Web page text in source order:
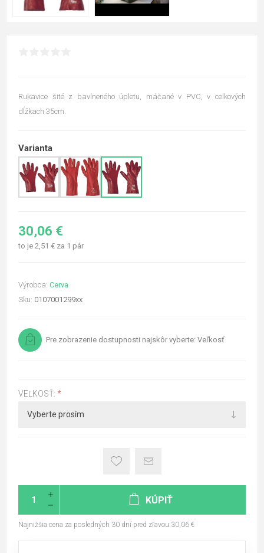
Rukavice šité z bavlneného úpletu, máčané v PVC, v celkových
dĺžkach 35cm.
Varianta
30,06 €
to je 2,51 € za 1 pár
Výrobca: Cerva
Sku: 0107001299xx
Pre zobrazenie dostupnosti najskôr vyberte: Veľkosť
VEĽKOSŤ: *
KÚPIŤ
Najnižšia cena za posledných 30 dní pred zľavou:30,06 €